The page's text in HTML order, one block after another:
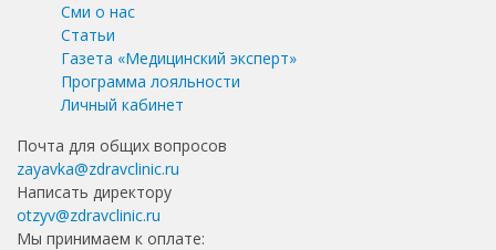
Сми о нас
Статьи
Газета «Медицинский эксперт»
Программа лояльности
Личный кабинет
Почта для общих вопросов
zayavka@zdravclinic.ru
Написать директору
otzyv@zdravclinic.ru
Мы принимаем к оплате: